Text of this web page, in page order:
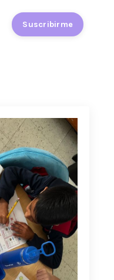
Suscribirme